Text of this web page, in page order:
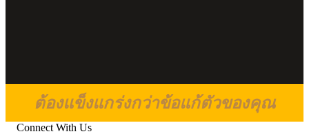
ต้องแข็งแกร่งกว่าข้อแก้ตัวของคุณ
Connect With Us